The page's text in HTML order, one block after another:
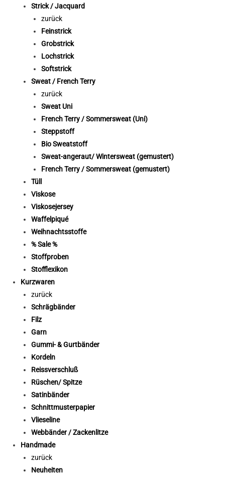
Strick / Jacquard
zurück
Feinstrick
Grobstrick
Lochstrick
Softstrick
Sweat / French Terry
zurück
Sweat Uni
French Terry / Sommersweat (Uni)
Steppstoff
Bio Sweatstoff
Sweat-angeraut/ Wintersweat (gemustert)
French Terry / Sommersweat (gemustert)
Tüll
Viskose
Viskosejersey
Waffelpiqué
Weihnachtsstoffe
% Sale %
Stoffproben
Stofflexikon
Kurzwaren
zurück
Schrägbänder
Filz
Garn
Gummi- & Gurtbänder
Kordeln
Reissverschluß
Rüschen/ Spitze
Satinbänder
Schnittmusterpapier
Vlieseline
Webbänder / Zackenlitze
Handmade
zurück
Neuheiten